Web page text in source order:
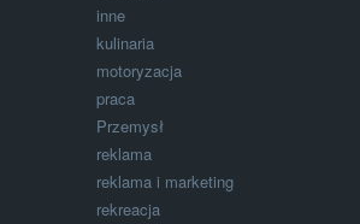
inne
kulinaria
motoryzacja
praca
Przemysł
reklama
reklama i marketing
rekreacja